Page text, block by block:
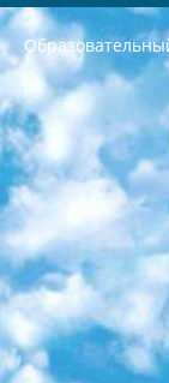
РЕСПУБЛИКА УЗБЕКИСТАН МИНИСТРЕРСТВО ДОШКОЛЬНОГО И ШКОЛЬНОГО ОБРАЗОВАНИЯ КОМАНДА в общеобразовательных учреждениях в 2023-2024 учебном году организация и проведение итоговой государственной аттестации обучающихся о Министра дошкольного и школьного образования Республики Узбекистан от 4 марта 2008 года (постановлением Минюста от 20 марта 2008 года № 1778 государственной регистрации) «Итоговое состояние учащихся общего среднего образования на основании положения об утверждении положения об аттестации общего среднего образования выпускной экзамен студентов в образовательных учреждениях в 2023-2024 учебном году В целях организации и прохождения аттестации приказываю: 1. Следующее: перечень предметов, по которым будет проводиться итоговая государственная аттестация и экзамен формы перевода согласно приложению 1; сертификаты международного образца, оценивающие уровень владения иностранными языками перечень согласно приложению 2; 2. Педагогический при специализированных образовательных учреждениях. научно-практический центр квалификации и международной оценки (Д.Давидова) 2024 г. До 25 марта: задания по предметам, по которым будет проводиться итоговая аттестация разработка и утверждение технических условий; итоговая аттестация на основании разработанного предметного задания разработка вопросов по предметам (устно и письменно), экзамен передача; общеобразовательные средние школы и специальные учебные заведения учащиеся выпускных классов школ и интернатов в агентской системе подготовка базы данных экзаменационных материалов и критериев оценки; перевод базы экзаменационных материалов на все языки обучения подать в Республиканский образовательный центр для изготовления; варианты экзаменов на основе разработанных контрольных материалов пусть будут поставлены задачи формирования. 3. Республиканский образовательный центр (Ш.Худайкулов) до 5 апреля 2024 года. до: база данных предоставленных экзаменационных материалов на все языки обучения перевод и экспертиза; для слепых, слабовидящих, глухих, слабослышащих и умственно отсталых детей учащиеся выпускных классов специализированных школ и школ-интернатов база данных экзаменационных материалов на всех преподаваемых языках подготовка критериев оценки; специализированные школы для умственно отсталых детей и технологии для учащихся выпускных классов школ-интернатов разработка соответствующих рекомендаций и критериев проведения ЕГЭ по естествознанию давать задания. 4. Педагогический при специализированных образовательных учреждениях. Научно-практический центр навыков и международной оценки (Д.Давидова), Республика образовательный центр (Худайкулов Ш.) итоговый государственный аттестационный экзамен ориентирован на творческое и логическое мышление при подготовке базы материалов учитывать введение заданий. 5. Следует отметить, что: сертификат государственного образца о знании общеобразовательного предмета и как минимум национальный уровень B1 по предметам на иностранных языках, указанным в Приложении 2. или международно признанный сертификат эквивалентного уровня студенты, изучающие определенный предмет, освобождаются от экзамена; по соответствующим предметам запланирована итоговая государственная аттестация за день до дня, путем жеребьевки Рабочей группой (в письменной форме по предметам, проводимым в форме) из числа сформированных